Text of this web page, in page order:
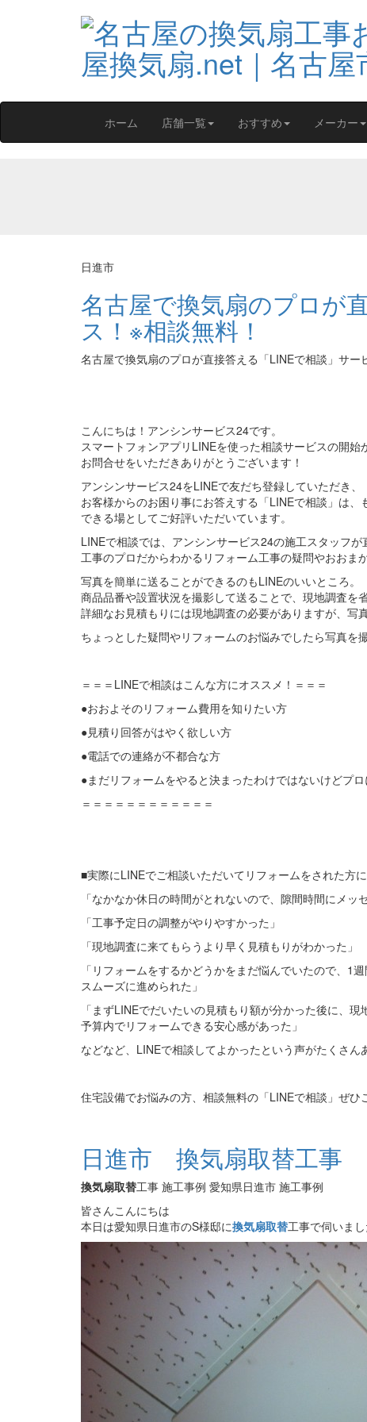
ホーム 店舗一覧 おすすめ メーカー
日進市
名古屋で換気扇のプロが
ス！※相談無料！
名古屋で換気扇のプロが直接答える「LINEで相談」サー
こんにちは！アンシンサービス24です。
スマートフォンアプリLINEを使った相談サービスの開始
お問合せをいただきありがとうございます！
アンシンサービス24をLINEで友だち登録していただき、
お客様からのお困り事にお答えする「LINEで相談」は
できる場としてご好評いただいています。
LINEで相談では、アンシンサービス24の施工スタッフ
工事のプロだからわかるリフォーム工事の疑問やおおま
写真を簡単に送ることができるのもLINEのいいところ。
商品品番や設置状況を撮影して送ることで、現地調査を
詳細なお見積もりには現地調査の必要がありますが、写
ちょっとした疑問やリフォームのお悩みでしたら写真を
＝＝＝LINEで相談はこんな方にオススメ！＝＝＝
●おおよそのリフォーム費用を知りたい方
●見積り回答がはやく欲しい方
●電話での連絡が不都合な方
●まだリフォームをやると決まったわけではないけどプ
＝＝＝＝＝＝＝＝＝＝＝＝
■実際にLINEでご相談いただいてリフォームをされた方
「なかなか休日の時間がとれないので、隙間時間にメッ
「工事予定日の調整がやりやすかった」
「現地調査に来てもらうより早く見積もりがわかった」
「リフォームをするかどうかをまだ悩んでいたので、1
スムーズに進められた」
「まずLINEでだいたいの見積もり額が分かった後に、
予算内でリフォームできる安心感があった」
などなど、LINEで相談してよかったという声がたくさん
住宅設備でお悩みの方、相談無料の「LINEで相談」ぜひ
日進市 換気扇取替工事
換気扇取替工事 施工事例 愛知県日進市 施工事例
皆さんこんにちは
本日は愛知県日進市のS様邸に換気扇取替工事で伺いまし